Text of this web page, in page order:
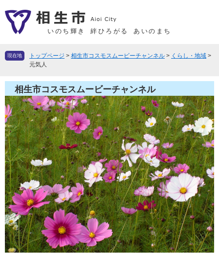
ー
先
。
ニ
を
て
本
文
へ
いのち輝き 絆ひろがる あいのまち
現在地 トップページ > 相生市コスモスムービーチャンネル > くらし・地域 >
元気人
相生市コスモスムービーチャンネル